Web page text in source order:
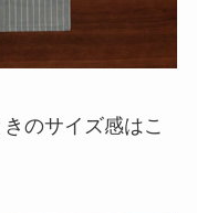
のサイズ感はこ